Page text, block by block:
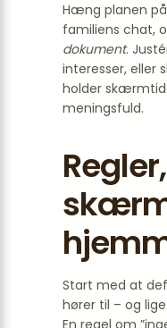
Hæng planen
familiens chat,
dokument.
interesser, eller
holder
meningsfuld.
Start med at
hører til – og